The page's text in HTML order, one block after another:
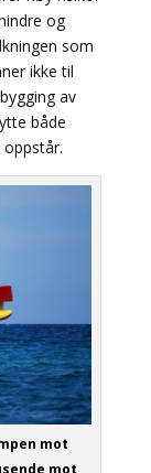
og
som
ikke til
av
både
mot